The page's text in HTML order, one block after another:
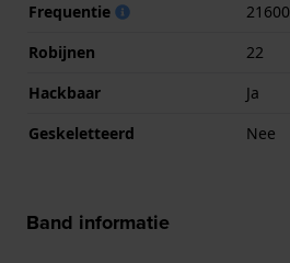
Frequentie
21600
Robijnen
22
Hackbaar
Ja
Geskeletteerd
Nee
Band informatie